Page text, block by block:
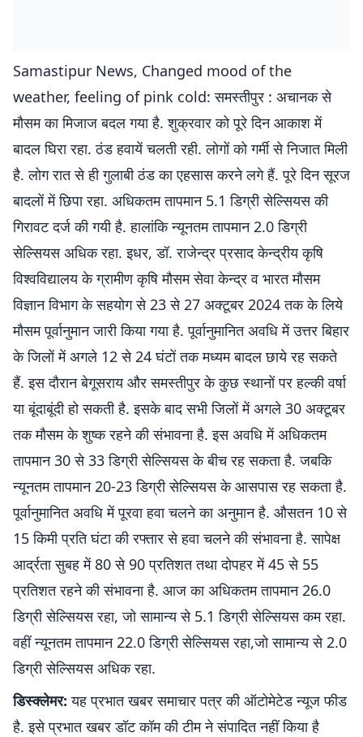
Samastipur News, Changed mood of the
weather, feeling of pink cold: समस्तीपुर : अचानक से
मौसम का मिजाज बदल गया है. शुक्रवार को पूरे दिन आकाश में
बादल घिरा रहा. ठंड हवायें चलती रही. लोगों को गर्मी से निजात मिली
है. लोग रात से ही गुलाबी ठंड का एहसास करने लगे हैं. पूरे दिन सूरज
बादलों में छिपा रहा. अधिकतम तापमान 5.1 डिग्री सेल्सियस की
गिरावट दर्ज की गयी है. हालांकि न्यूनतम तापमान 2.0 डिग्री
सेल्सियस अधिक रहा. इधर, डॉ. राजेन्द्र प्रसाद केन्द्रीय कृषि
विश्वविद्यालय के ग्रामीण कृषि माैसम सेवा केन्द्र व भारत मौसम
विज्ञान विभाग के सहयाेग से 23 से 27 अक्टूबर 2024 तक के लिये
मौसम पूर्वानुमान जारी किया गया है. पूर्वानुमानित अवधि में उत्तर बिहार
के जिलाें में अगले 12 से 24 घंटों तक मध्यम बादल छाये रह सकते
हैं. इस दौरान बेगूसराय और समस्तीपुर के कुछ स्थानों पर हल्की वर्षा
या बूंदाबूंदी हो सकती है. इसके बाद सभी जिलों में अगले 30 अक्टूबर
तक मौसम के शुष्क रहने की संभावना है. इस अवधि में अधिकतम
तापमान 30 से 33 डिग्री सेल्सियस के बीच रह सकता है. जबकि
न्यूनतम तापमान 20-23 डिग्री सेल्सियस के आसपास रह सकता है.
पूर्वानुमानित अवधि में पूरवा हवा चलने का अनुमान है. औसतन 10 से
15 किमी प्रति घंटा की रफ्तार से हवा चलने की संभावना है. सापेक्ष
आर्द्रता सुबह में 80 से 90 प्रतिशत तथा दोपहर में 45 से 55
प्रतिशत रहने की संभावना है. आज का अधिकतम तापमान 26.0
डिग्री सेल्सियस रहा, जो सामान्य से 5.1 डिग्री सेल्सियस कम रहा.
वहीं न्यूनतम तापमान 22.0 डिग्री सेल्सियस रहा,जो सामान्य से 2.0
डिग्री सेल्सियस अधिक रहा.
डिस्क्लेमर: यह प्रभात खबर समाचार पत्र की ऑटोमेटेड न्यूज फीड
है. इसे प्रभात खबर डॉट कॉम की टीम ने संपादित नहीं किया है